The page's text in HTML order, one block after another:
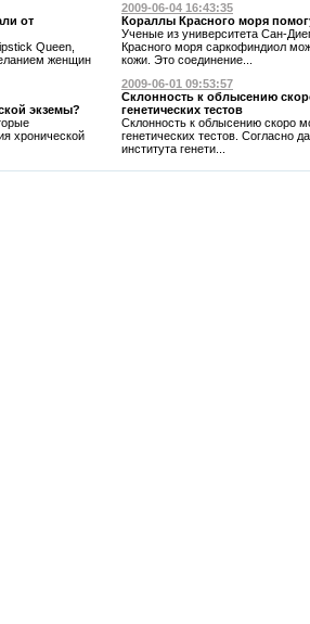
от
Queen,
женщин
экземы?
хронической
2009-06-04 16:43:35
Кораллы Красного моря
Ученые из университета Сан-
Красного моря саркофиндиол
кожи. Это соединение...
2009-06-01 09:53:57
Склонность к облысению
генетических тестов
Склонность к облысению скоро
генетических тестов. Согласно
института генети...